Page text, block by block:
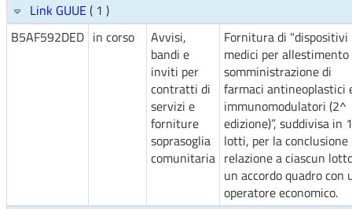
Link GUUE ( 1 )
B5AF592DED in corso
Avvisi,
bandi e
inviti per
contratti di
servizi e
forniture
soprasoglia
comunitaria
Fornitura di "dispositivi
medici per allestimento
somministrazione di
farmaci antineoplastici
immunomodulatori (2^
edizione)”, suddivisa in
lotti, per la conclusione
relazione a ciascun
un accordo quadro con
operatore economico.